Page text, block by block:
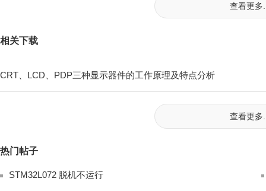
查看更多
相关下载
CRT、LCD、PDP三种显示器件的工作原理及特点分析
查看更多
热门帖子
STM32L072 脱机不运行